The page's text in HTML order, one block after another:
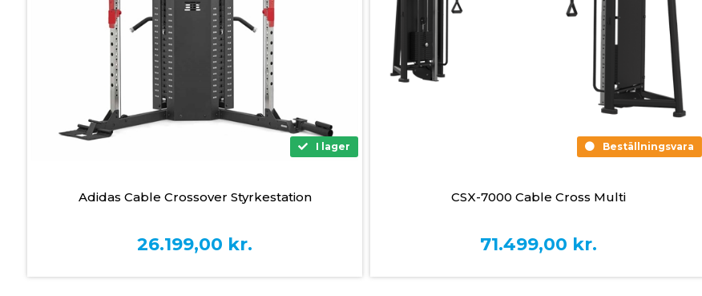
I lager
Adidas Cable Crossover Styrkestation
26.199,00 kr.
Beställningsvara
CSX-7000 Cable Cross Multi
71.499,00 kr.